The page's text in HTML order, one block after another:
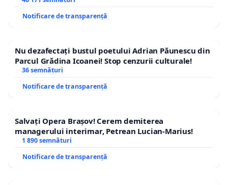
Notificare de transparență
Nu dezafectați bustul poetului Adrian Păunescu din
Parcul Grădina Icoanei! Stop cenzurii culturale!
36 semnături
Notificare de transparență
Salvați Opera Brașov! Cerem demiterea
managerului interimar, Petrean Lucian-Marius!
1 890 semnături
Notificare de transparență